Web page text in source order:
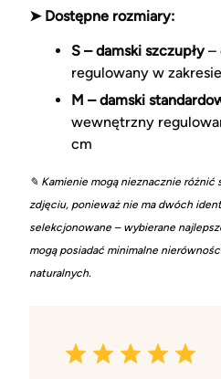
➤ Dostępne rozmiary:
S – damski szczupły–
regulowany w
M – damski
wewnętrzny
cm
✎ Kamienie mogą nieznacznie różnić
zdjęciu, ponieważ nie ma dwóch
selekcjonowane – wybierane
mogą posiadać minimalne
naturalnych.